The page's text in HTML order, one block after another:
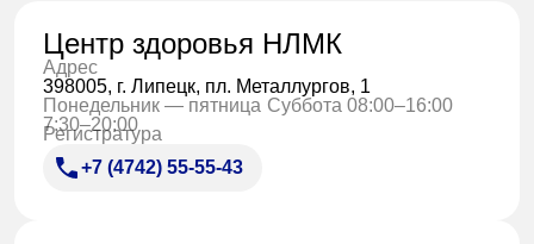
Центр здоровья НЛМК
Адрес
398005, г. Липецк, пл. Металлургов, 1
Понедельник — пятница
7:30–20:00
Суббота 08:00–16:00
Регистратура
+7 (4742) 55-55-43